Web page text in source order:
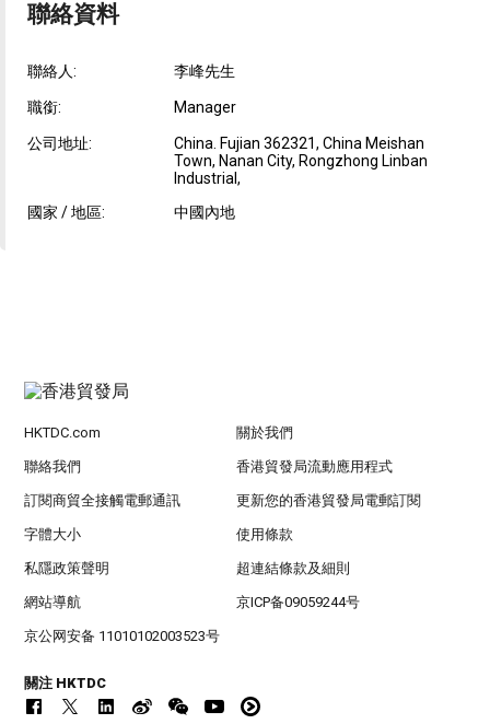
聯絡資料
聯絡人: 李峰先生
職銜: Manager
公司地址:
China. Fujian 362321, China Meishan
Town, Nanan City, Rongzhong Linban
Industrial,
國家 / 地區:
中國內地
HKTDC.com 關於我們
聯絡我們 香港貿發局流動應用程式
訂閱商貿全接觸電郵通訊 更新您的香港貿發局電郵訂閱
字體大小 使用條款
私隱政策聲明 超連結條款及細則
網站導航 京ICP备09059244号
京公网安备 11010102003523号
關注 HKTDC